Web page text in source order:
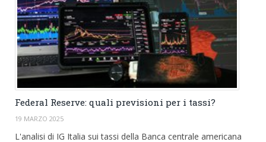
Federal Reserve: quali previsioni per i tassi?
19 MARZO 2025
L'analisi di IG Italia sui tassi della Banca centrale americana